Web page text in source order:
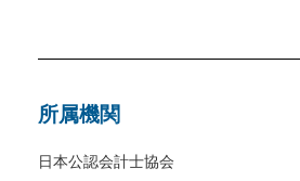
所属機関
日本公認会計士協会